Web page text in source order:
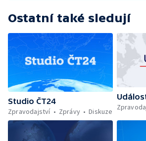
Ostatní také sledují
Studio ČT24
Zpravodajství
Zprávy Diskuze